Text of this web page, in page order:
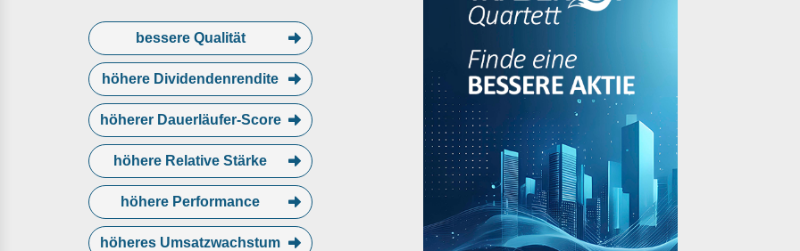
bessere Qualität
höhere Dividendenrendite
höherer Dauerläufer-Score
höhere Relative Stärke
höhere Performance
höheres Umsatzwachstum